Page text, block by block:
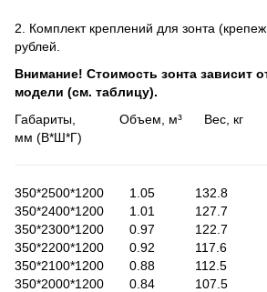
2. Комплект креплений для зонта
рублей.
Внимание! Стоимость зонта зависит
модели (см. таблицу).
Габариты, Объем, м³ Вес, кг
мм (В*Ш*Г)
350*2500*1200 1.05 132.8
350*2400*1200 1.01 127.7
350*2300*1200 0.97 122.7
350*2200*1200 0.92 117.6
350*2100*1200 0.88 112.5
350*2000*1200 0.84 107.5